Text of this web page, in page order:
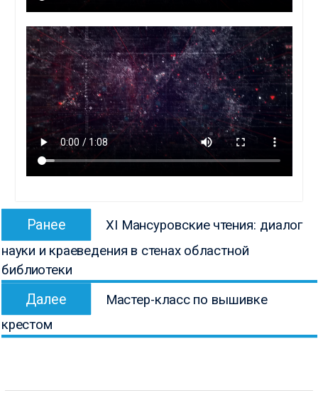
Навигация
записям
Ранее
запись:
XI Мансуровские чтения: диалог
науки и краеведения в стенах областной
библиотеки
Далее
запись:
Мастер-класс по вышивке
крестом